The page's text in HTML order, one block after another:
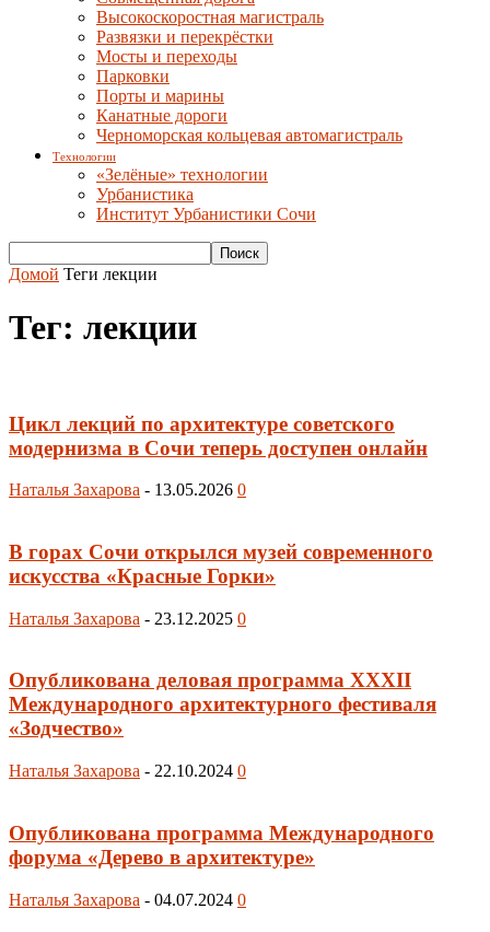
Высокоскоростная магистраль
Развязки и перекрёстки
Мосты и переходы
Парковки
Порты и марины
Канатные дороги
Черноморская кольцевая автомагистраль
Технологии
«Зелёные» технологии
Урбанистика
Институт Урбанистики Сочи
Домой Теги лекции
Тег: лекции
Цикл лекций по архитектуре советского
модернизма в Сочи теперь доступен онлайн
Наталья Захарова - 13.05.2026 0
В горах Сочи открылся музей современного
искусства «Красные Горки»
Наталья Захарова - 23.12.2025 0
Опубликована деловая программа XXXII
Международного архитектурного фестиваля
«Зодчество»
Наталья Захарова - 22.10.2024 0
Опубликована программа Международного
форума «Дерево в архитектуре»
Наталья Захарова - 04.07.2024 0